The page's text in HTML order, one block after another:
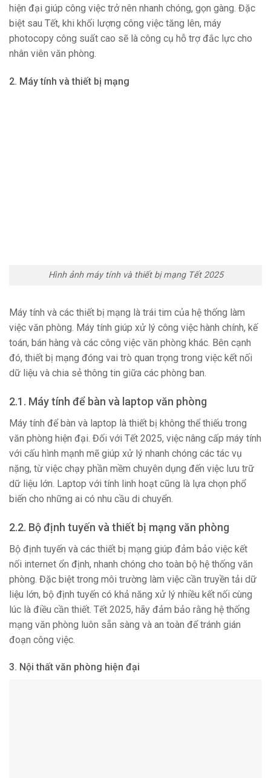
hiện đại giúp công việc trở nên nhanh chóng, gọn gàng. Đặc
biệt sau Tết, khi khối lượng công việc tăng lên, máy
photocopy công suất cao sẽ là công cụ hỗ trợ đắc lực cho
nhân viên văn phòng.
2. Máy tính và thiết bị mạng
Hình ảnh máy tính và thiết bị mạng Tết 2025
Máy tính và các thiết bị mạng là trái tim của hệ thống làm
việc văn phòng. Máy tính giúp xử lý công việc hành chính, kế
toán, bán hàng và các công việc văn phòng khác. Bên cạnh
đó, thiết bị mạng đóng vai trò quan trọng trong việc kết nối
dữ liệu và chia sẻ thông tin giữa các phòng ban.
2.1. Máy tính để bàn và laptop văn phòng
Máy tính để bàn và laptop là thiết bị không thể thiếu trong
văn phòng hiện đại. Đối với Tết 2025, việc nâng cấp máy tính
với cấu hình mạnh mẽ giúp xử lý nhanh chóng các tác vụ
nặng, từ việc chạy phần mềm chuyên dụng đến việc lưu trữ
dữ liệu lớn. Laptop với tính linh hoạt cũng là lựa chọn phổ
biến cho những ai có nhu cầu di chuyển.
2.2. Bộ định tuyến và thiết bị mạng văn phòng
Bộ định tuyến và các thiết bị mạng giúp đảm bảo việc kết
nối internet ổn định, nhanh chóng cho toàn bộ hệ thống văn
phòng. Đặc biệt trong môi trường làm việc cần truyền tải dữ
liệu lớn, bộ định tuyến có khả năng xử lý nhiều kết nối cùng
lúc là điều cần thiết. Tết 2025, hãy đảm bảo rằng hệ thống
mạng văn phòng luôn sẵn sàng và an toàn để tránh gián
đoạn công việc.
3. Nội thất văn phòng hiện đại